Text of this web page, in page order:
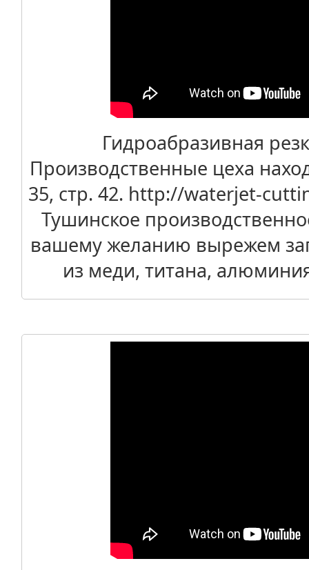
Гидроабразивная
Производственные цеха
35, стр. 42. http://waterjet-
Тушинское
вашему желанию вырежем
из меди, титана,